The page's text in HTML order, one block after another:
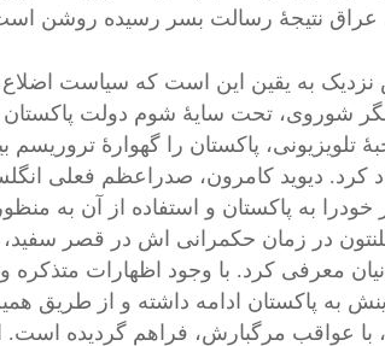
عراق نتیجۀ رسالت بسر رسیده روشن
به یقین این است که سیاست اضلاع
شوروی، تحت سایۀ شوم دولت
تلویزیونی، پاکستان را گهوارۀ
کرد. دیوید کامرون، صدراعظم فعلی
به پاکستان و استفاده از آن به
معرفی کرد. با وجود اظهارات متذکره
به پاکستان ادامه داشته و از طریق
با عواقب مرگبارش، فراهم گردیده است.